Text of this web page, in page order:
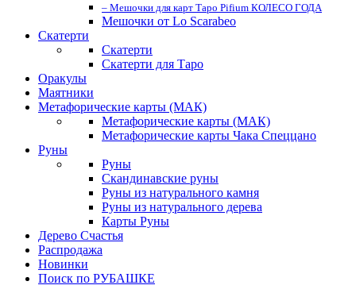
– Мешочки для карт Таро Pifium КОЛЕСО ГОДА
Мешочки от Lo Scarabeo
Скатерти
Скатерти
Скатерти для Таро
Оракулы
Маятники
Метафорические карты (МАК)
Метафорические карты (МАК)
Метафорические карты Чака Спеццано
Руны
Руны
Скандинавские руны
Руны из натурального камня
Руны из натурального дерева
Карты Руны
Дерево Счастья
Распродажа
Новинки
Поиск по РУБАШКЕ